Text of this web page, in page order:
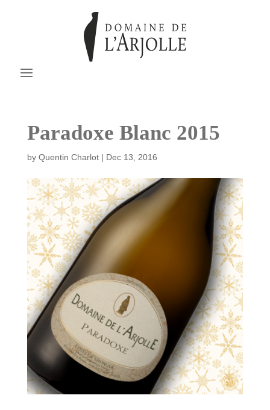
Paradoxe Blanc 2015
by Quentin Charlot| Dec 13, 2016